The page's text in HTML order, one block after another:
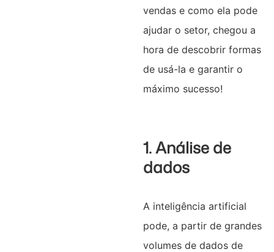
vendas e como ela pode
ajudar o setor, chegou a
hora de descobrir formas
de usá-la e garantir o
máximo sucesso!
1. Análise de
dados
A inteligência artificial
pode, a partir de grandes
volumes de dados de